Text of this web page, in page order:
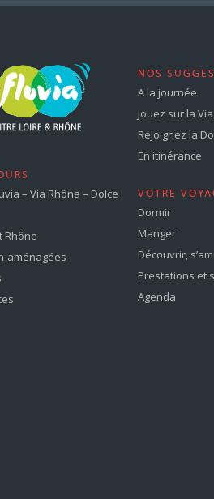
– Via Rhôna – Dolce
Rhône
aménagées
NOS
A la journée
Jouez sur la
Rejoignez la
En itinérance
VOTRE
Dormir
Manger
Découvrir,
Prestations et
Agenda